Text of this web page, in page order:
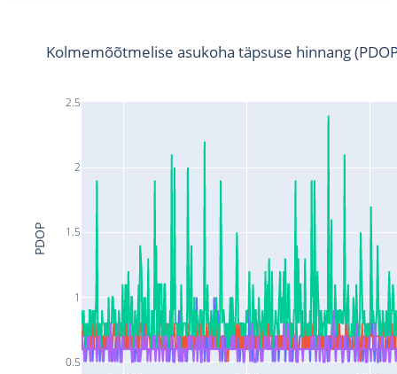
0.5
1
1.5
2
2.5
Kolmemõõtmelise asukoha täpsuse hinnang
PDOP